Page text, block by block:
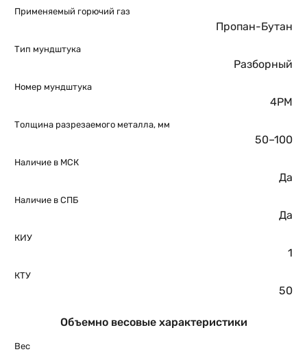
Применяемый горючий газ
Пропан-Бутан
Тип мундштука
Разборный
Номер мундштука
4PM
Толщина разрезаемого металла, мм
50–100
Наличие в МСК
Да
Наличие в СПБ
Да
КИУ
1
КТУ
50
Объемно весовые характеристики
Вес